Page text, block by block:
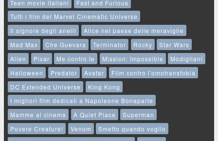
Teen movie italiani
Fast and Furious
Tutti i film del Marvel Cinematic Universe
Il signore degli anelli
Alice nel paese delle meraviglie
Mad Max
Che Guevara Terminator Rocky
Star Wars
Alien
Pixar Me contro te Mission: Impossible
Modigliani
Halloween
Predator Avatar
Film contro l'omotransfobia
DC Extended Universe
King Kong
I migliori film dedicati a Napoleone Bonaparte
Mamme al cinema
A Quiet Place
Superman
Povere Creature!
Venom
Smetto quando voglio